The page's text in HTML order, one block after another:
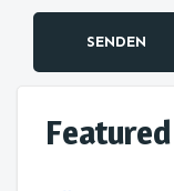
SENDEN
Featured